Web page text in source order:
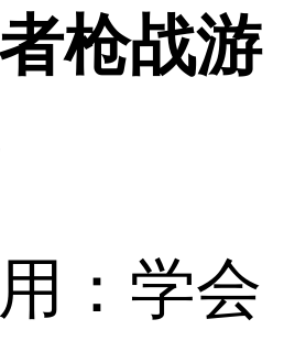
枪战游
：学会